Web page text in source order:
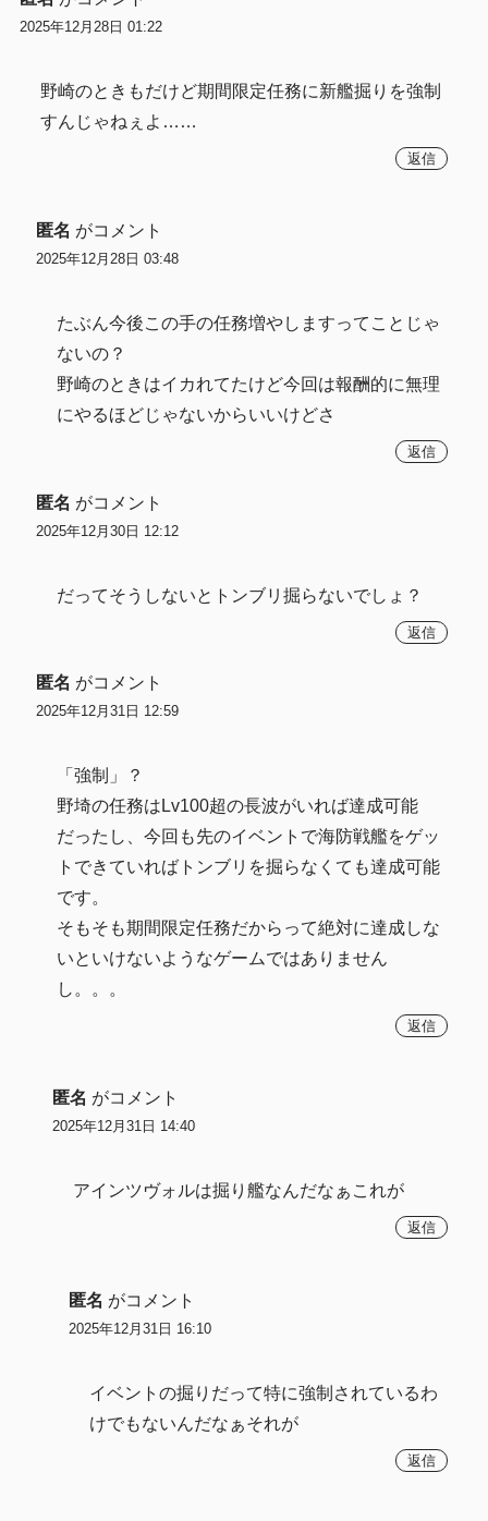
2025年12月28日 01:22
野崎のときもだけど期間限定任務に新艦掘りを強制
すんじゃねぇよ……
返信
匿名 がコメント
2025年12月28日 03:48
たぶん今後この手の任務増やしますってことじゃ
ないの？
野崎のときはイカれてたけど今回は報酬的に無理
にやるほどじゃないからいいけどさ
返信
匿名 がコメント
2025年12月30日 12:12
だってそうしないとトンブリ掘らないでしょ？
返信
匿名 がコメント
2025年12月31日 12:59
「強制」？
野埼の任務はLv100超の長波がいれば達成可能
だったし、今回も先のイベントで海防戦艦をゲッ
トできていればトンブリを掘らなくても達成可能
です。
そもそも期間限定任務だからって絶対に達成しな
いといけないようなゲームではありません
し。。。
返信
匿名 がコメント
2025年12月31日 14:40
アインツヴォルは掘り艦なんだなぁこれが
返信
匿名 がコメント
2025年12月31日 16:10
イベントの掘りだって特に強制されているわ
けでもないんだなぁそれが
返信